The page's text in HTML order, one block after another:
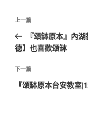
文
導
覽
上
一
篇
章
上一篇
『頌缽原本』內
德】也喜歡頌缽
下
一
下一篇
『頌缽原本台安教室